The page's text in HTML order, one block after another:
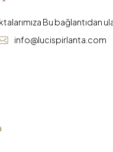
Bu bağlantıdan
info@lucispirlanta.com